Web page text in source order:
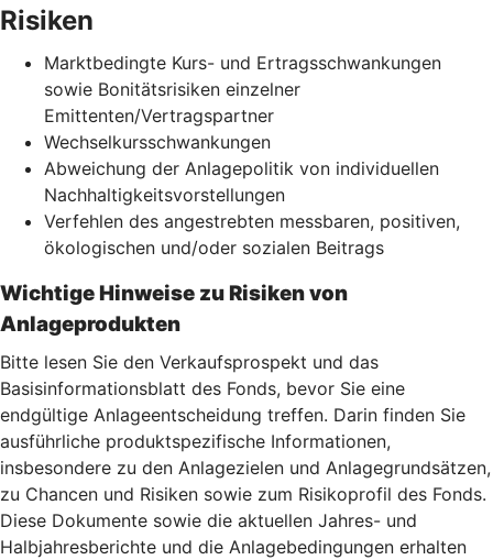
Risiken
Marktbedingte Kurs- und Ertragsschwankungen
sowie Bonitätsrisiken einzelner
Emittenten/Vertragspartner
Wechselkursschwankungen
Abweichung der Anlagepolitik von individuellen
Nachhaltigkeitsvorstellungen
Verfehlen des angestrebten messbaren, positiven,
ökologischen und/oder sozialen Beitrags
Wichtige Hinweise zu Risiken von
Anlageprodukten
Bitte lesen Sie den Verkaufsprospekt und das
Basisinformationsblatt des Fonds, bevor Sie eine
endgültige Anlageentscheidung treffen. Darin finden Sie
ausführliche produktspezifische Informationen,
insbesondere zu den Anlagezielen und Anlagegrundsätzen,
zu Chancen und Risiken sowie zum Risikoprofil des Fonds.
Diese Dokumente sowie die aktuellen Jahres- und
Halbjahresberichte und die Anlagebedingungen erhalten